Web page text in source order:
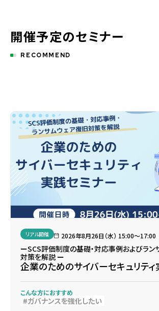
開催予定のセミナー
RECOMMEND
リアル開催 2026年8月26日（水） 15:00〜17:00
ーSCS評価制度の基礎・対応事例およびラン
対策を解説 ー
企業のためのサイバーセキュリテ
こんな方におすすめ
ガバナンスを強化したい